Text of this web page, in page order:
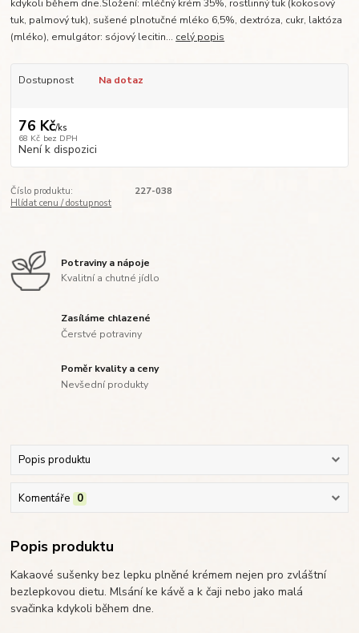
kdykoli během dne.Složení: mléčný krém 35%, rostlinný tuk (kokosový
tuk, palmový tuk), sušené plnotučné mléko 6,5%, dextróza, cukr, laktóza
(mléko), emulgátor: sójový lecitin... celý popis
Dostupnost Na dotaz
76 Kč/ks
68 Kč bez DPH
Není k dispozici
Číslo produktu:
227-038
Hlídat cenu / dostupnost
Potraviny a nápoje
Kvalitní a chutné jídlo
Zasíláme chlazené
Čerstvé potraviny
Poměr kvality a ceny
Nevšední produkty
Popis produktu
Komentáře 0
Popis produktu
Kakaové sušenky bez lepku plněné krémem nejen pro zvláštní
bezlepkovou dietu. Mlsání ke kávě a k čaji nebo jako malá
svačinka kdykoli během dne.